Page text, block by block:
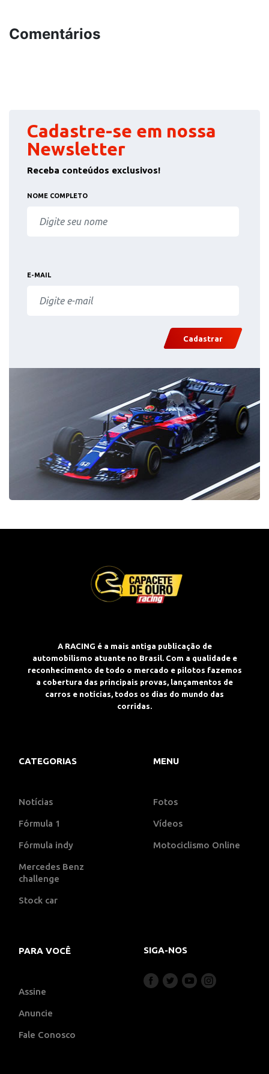
Comentários
Cadastre-se em nossa
Newsletter
Receba conteúdos exclusivos!
NOME COMPLETO
E-MAIL
Cadastrar
A RACING é a mais antiga publicação de
automobilismo atuante no Brasil. Com a qualidade e
reconhecimento de todo o mercado e pilotos fazemos
a cobertura das principais provas, lançamentos de
carros e notícias, todos os dias do mundo das
corridas.
CATEGORIAS
Notícias
Fórmula 1
Fórmula indy
Mercedes Benz
challenge
Stock car
MENU
Fotos
Vídeos
Motociclismo Online
PARA VOCÊ
Assine
Anuncie
Fale Conosco
SIGA-NOS